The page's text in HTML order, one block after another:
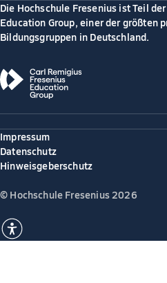
Die Hochschule Fresenius ist Teil
Education Group, einer der größten
Bildungsgruppen in Deutschland.
Impressum
Datenschutz
Hinweisgeberschutz
© Hochschule Fresenius 2026